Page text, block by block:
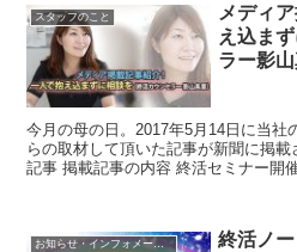
スタッフのこと
メディ
え込ま
ラー影山
今月の母の日。2017年5月14日に当社
らの取材して頂いた記事が新聞に掲載されま
記事 掲載記事の内容 終活セミナー開催日程 まとめ実際の掲載記事東
お知らせ・インフォメーション
終活ノ